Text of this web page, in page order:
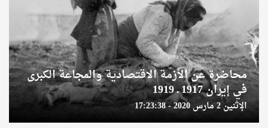
محاضرة عن الأزمة الاقتصادية والمجاعة الكبرى
في إيران 1917 ـ 1919
الإثنين 2 مارس 2020 - 17:23:38